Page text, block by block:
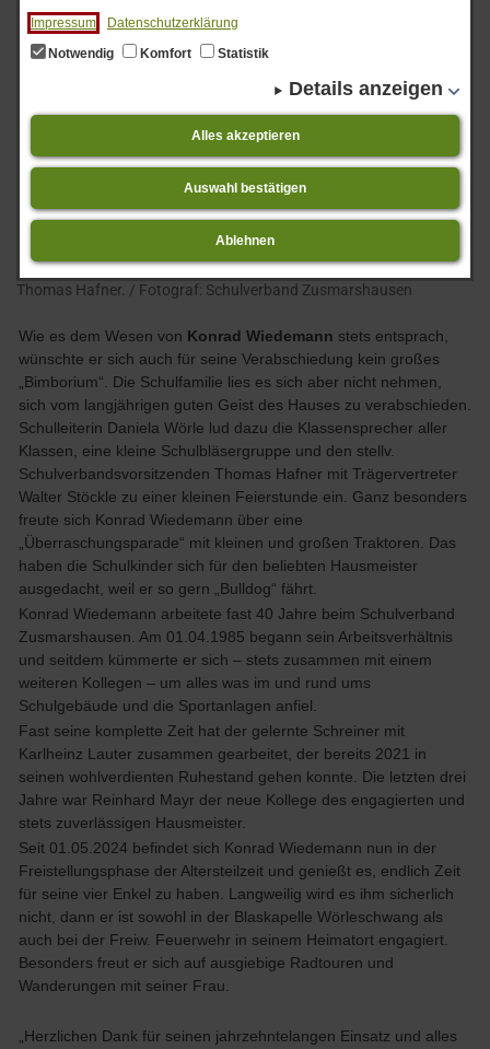
Impressum
Datenschutzerklärung
Notwendig
Komfort Statistik
Details anzeigen
Alles akzeptieren
Auswahl bestätigen
Ablehnen
Bild zur Meldung: Von links: Walter Stöckle, Konrad Wiedemann,
Rektorin Daniela Wörle und stellv. Schulverbandsvorsitzender
Thomas Hafner. / Fotograf: Schulverband Zusmarshausen
Wie es dem Wesen von Konrad Wiedemann stets entsprach,
wünschte er sich auch für seine Verabschiedung kein großes
„Bimborium“. Die Schulfamilie lies es sich aber nicht nehmen,
sich vom langjährigen guten Geist des Hauses zu verabschieden.
Schulleiterin Daniela Wörle lud dazu die Klassensprecher aller
Klassen, eine kleine Schulbläsergruppe und den stellv.
Schulverbandsvorsitzenden Thomas Hafner mit Trägervertreter
Walter Stöckle zu einer kleinen Feierstunde ein. Ganz besonders
freute sich Konrad Wiedemann über eine
„Überraschungsparade“ mit kleinen und großen Traktoren. Das
haben die Schulkinder sich für den beliebten Hausmeister
ausgedacht, weil er so gern „Bulldog“ fährt.
Konrad Wiedemann arbeitete fast 40 Jahre beim Schulverband
Zusmarshausen. Am 01.04.1985 begann sein Arbeitsverhältnis
und seitdem kümmerte er sich – stets zusammen mit einem
weiteren Kollegen – um alles was im und rund ums
Schulgebäude und die Sportanlagen anfiel.
Fast seine komplette Zeit hat der gelernte Schreiner mit
Karlheinz Lauter zusammen gearbeitet, der bereits 2021 in
seinen wohlverdienten Ruhestand gehen konnte. Die letzten drei
Jahre war Reinhard Mayr der neue Kollege des engagierten und
stets zuverlässigen Hausmeister.
Seit 01.05.2024 befindet sich Konrad Wiedemann nun in der
Freistellungsphase der Altersteilzeit und genießt es, endlich Zeit
für seine vier Enkel zu haben. Langweilig wird es ihm sicherlich
nicht, dann er ist sowohl in der Blaskapelle Wörleschwang als
auch bei der Freiw. Feuerwehr in seinem Heimatort engagiert.
Besonders freut er sich auf ausgiebige Radtouren und
Wanderungen mit seiner Frau.
„Herzlichen Dank für seinen jahrzehntelangen Einsatz und alles